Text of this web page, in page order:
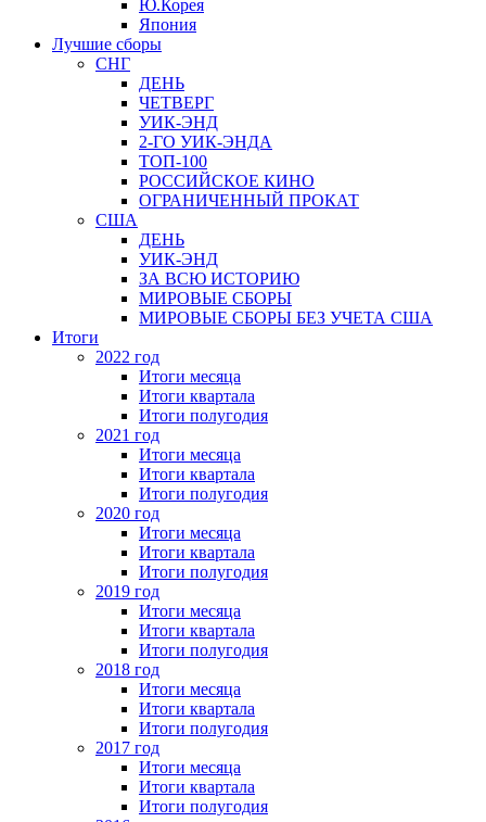
Ю.Корея
Япония
Лучшие сборы
СНГ
ДЕНЬ
ЧЕТВЕРГ
УИК-ЭНД
2-ГО УИК-ЭНДА
ТОП-100
РОССИЙСКОЕ КИНО
ОГРАНИЧЕННЫЙ ПРОКАТ
США
ДЕНЬ
УИК-ЭНД
ЗА ВСЮ ИСТОРИЮ
МИРОВЫЕ СБОРЫ
МИРОВЫЕ СБОРЫ БЕЗ УЧЕТА США
Итоги
2022 год
Итоги месяца
Итоги квартала
Итоги полугодия
2021 год
Итоги месяца
Итоги квартала
Итоги полугодия
2020 год
Итоги месяца
Итоги квартала
Итоги полугодия
2019 год
Итоги месяца
Итоги квартала
Итоги полугодия
2018 год
Итоги месяца
Итоги квартала
Итоги полугодия
2017 год
Итоги месяца
Итоги квартала
Итоги полугодия